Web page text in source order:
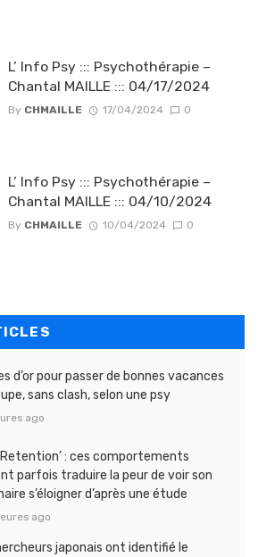
L’ Info Psy ::: Psychothérapie –
Chantal MAILLE ::: 04/17/2024
By CHMAILLE 17/04/2024 0
L’ Info Psy ::: Psychothérapie –
Chantal MAILLE ::: 04/10/2024
By CHMAILLE 10/04/2024 0
d’or pour passer de bonnes vacances
sans clash, selon une psy
ago
Retention’ : ces comportements
parfois traduire la peur de voir son
s’éloigner d’après une étude
ago
japonais ont identifié le